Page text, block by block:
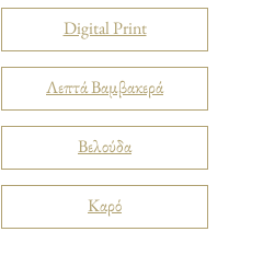
Digital Print
Λεπτά Βαμβακερά
Βελούδα
Καρό